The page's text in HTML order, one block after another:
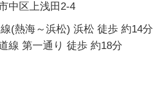
中区上浅田2-4
(熱海～浜松) 浜松 徒歩 約14分
線 第一通り 徒歩 約18分